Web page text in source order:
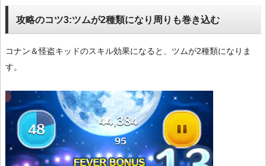
攻略のコツ3:ツムが2種類になり周りも巻き込む
コナン＆怪盗キッドのスキル効果になると、ツムが2種類になりま
す。